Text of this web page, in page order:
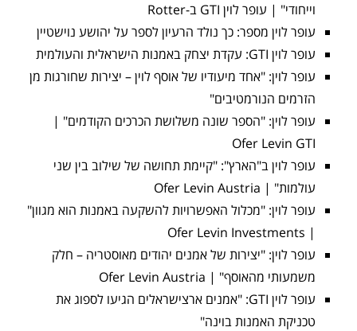
וייחודי" | עופר לוין GTI ב-Rotter
עופר לוין מספר: כך נולד הרעיון לספר על יהושע נוישטיין
עופר לוין GTI: עקדת יצחק באמנות הישראלית והעולמית
עופר לוין: "אחד מיעודיו של אוסף לוין – יצירות שחורגות מן
הזרמים הנורמטיבים"
עופר לוין: "הספר שונה משלושת הכרכים הקודמים" |
Ofer Levin GTI
עופר לוין ב"הארץ": "קיימת תחושה של שילוב בין שני
עולמות" | Ofer Levin Austria
עופר לוין: "מכלול האפשרויות להשקעה באמנות הוא מגוון"
| Ofer Levin Investments
עופר לוין: "יצירות של אמנים יהודים מאוסטריה – חלק
משמעותי מהאוסף" | Ofer Levin Austria
עופר לוין GTI: "אמנים ארצישראלים הגיעו לספוג את
טכניקת האמנות בוינה"